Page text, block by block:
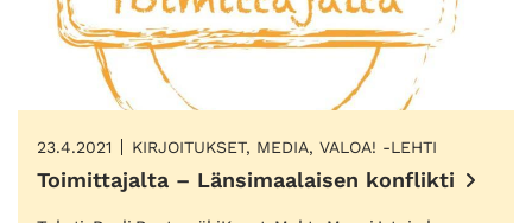
23.4.2021 KIRJOITUKSET, MEDIA, VALOA! -LEHTI
Toimittajalta – Länsimaalaisen konflikti